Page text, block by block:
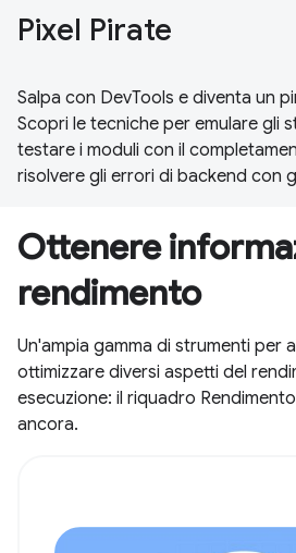
Pixel Pirate
Salpa con DevTools e diventa un
Scopri le tecniche per emulare gli
testare i moduli con il
risolvere gli errori di backend con
Ottenere
rendimento
Un'ampia gamma di strumenti per
ottimizzare diversi aspetti del
esecuzione: il riquadro
ancora.